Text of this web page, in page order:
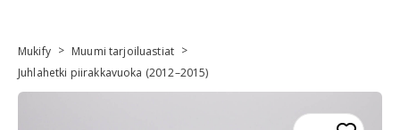
Mukify > Muumi tarjoiluastiat >
Juhlahetki piirakkavuoka (2012–2015)